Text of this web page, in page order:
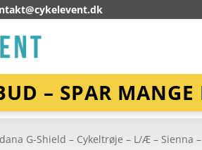
– SPAR MANGE
G-Shield – Cykeltrøje – L/Æ – Sienna